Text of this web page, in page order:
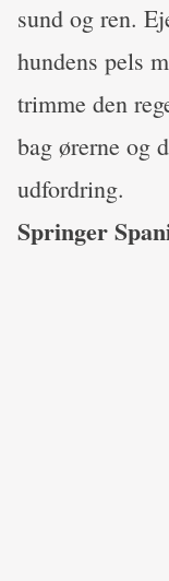
sund og ren.
hundens pels
trimme den
bag ørerne og
udfordring.
Springer